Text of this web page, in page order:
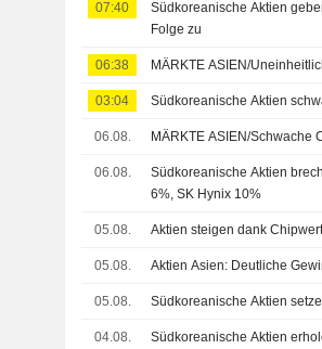
07:40
Südkoreanische Aktien
Folge zu
06:38 MÄRKTE ASIEN/
03:04 Südkoreanische Aktien
06.08. MÄRKTE ASIEN/Schwache
06.08.
Südkoreanische Aktien
6%, SK Hynix 10%
05.08. Aktien steigen dank
05.08. Aktien Asien: Deutliche
05.08. Südkoreanische Aktien
04.08.
Südkoreanische Aktien